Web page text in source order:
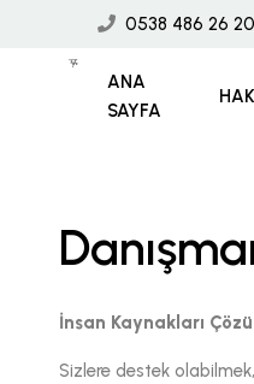
0538 486 26 20
ANA
SAYFA
İnsan Kaynakları
Sizlere destek